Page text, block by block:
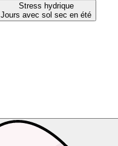
Stress hydrique
Jours avec sol sec en été